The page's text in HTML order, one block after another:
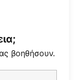
βοηθήσουν.